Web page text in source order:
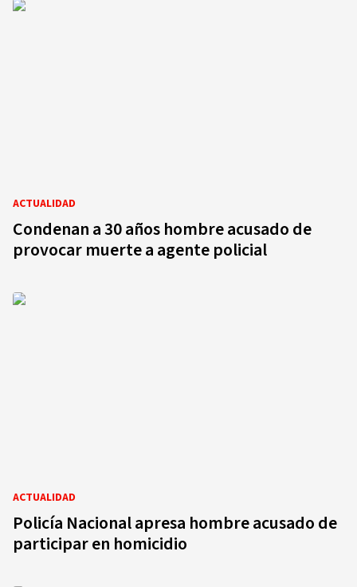
ACTUALIDAD
Condenan a 30 años hombre acusado de
provocar muerte a agente policial
ACTUALIDAD
Policía Nacional apresa hombre acusado de
participar en homicidio